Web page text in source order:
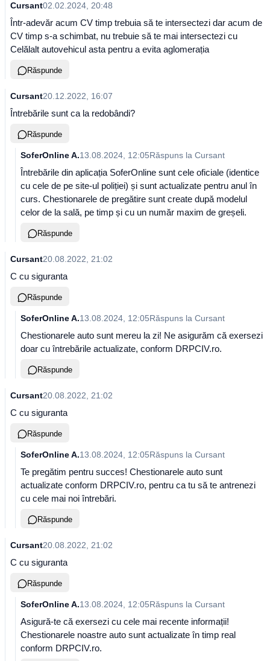
Cursant02.02.2024, 20:48
Într-adevăr acum CV timp trebuia să te intersectezi dar acum de
CV timp s-a schimbat, nu trebuie să te mai intersectezi cu
Celălalt autovehicul asta pentru a evita aglomerația
Răspunde
Cursant20.12.2022, 16:07
Întrebările sunt ca la redobândi?
Răspunde
SoferOnline A.13.08.2024, 12:05Răspuns la Cursant
Întrebările din aplicația SoferOnline sunt cele oficiale (identice
cu cele de pe site-ul poliției) și sunt actualizate pentru anul în
curs. Chestionarele de pregătire sunt create după modelul
celor de la sală, pe timp și cu un număr maxim de greșeli.
Răspunde
Cursant20.08.2022, 21:02
C cu siguranta
Răspunde
SoferOnline A.13.08.2024, 12:05Răspuns la Cursant
Chestionarele auto sunt mereu la zi! Ne asigurăm că exersezi
doar cu întrebările actualizate, conform DRPCIV.ro.
Răspunde
Cursant20.08.2022, 21:02
C cu siguranta
Răspunde
SoferOnline A.13.08.2024, 12:05Răspuns la Cursant
Te pregătim pentru succes! Chestionarele auto sunt
actualizate conform DRPCIV.ro, pentru ca tu să te antrenezi
cu cele mai noi întrebări.
Răspunde
Cursant20.08.2022, 21:02
C cu siguranta
Răspunde
SoferOnline A.13.08.2024, 12:05Răspuns la Cursant
Asigură-te că exersezi cu cele mai recente informații!
Chestionarele noastre auto sunt actualizate în timp real
conform DRPCIV.ro.